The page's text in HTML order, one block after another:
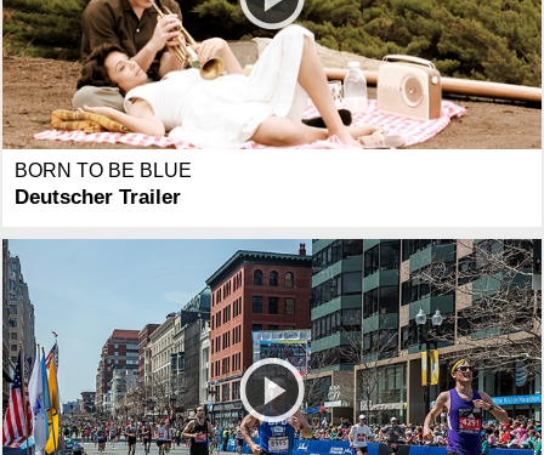
BORN TO BE BLUE
Deutscher Trailer